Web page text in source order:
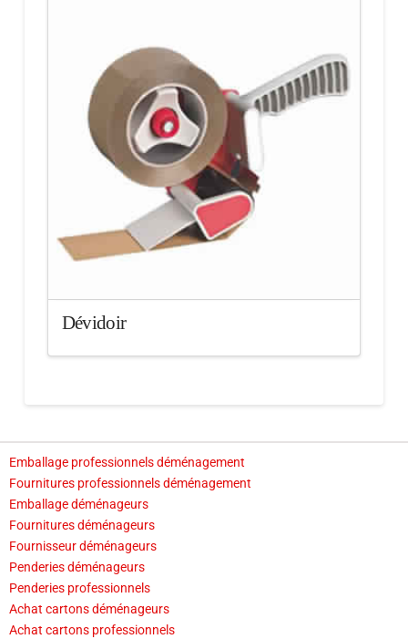
Dévidoir
Emballage professionnels déménagement
Fournitures professionnels déménagement
Emballage déménageurs
Fournitures déménageurs
Fournisseur déménageurs
Penderies déménageurs
Penderies professionnels
Achat cartons déménageurs
Achat cartons professionnels